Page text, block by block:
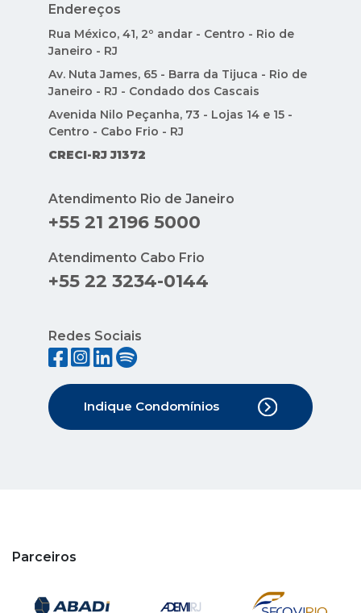
Endereços
Rua México, 41, 2º andar - Centro - Rio de
Janeiro - RJ
Av. Nuta James, 65 - Barra da Tijuca - Rio de
Janeiro - RJ - Condado dos Cascais
Avenida Nilo Peçanha, 73 - Lojas 14 e 15 -
Centro - Cabo Frio - RJ
CRECI-RJ J1372
Atendimento Rio de Janeiro
+55 21 2196 5000
Atendimento Cabo Frio
+55 22 3234-0144
Redes Sociais
Indique Condomínios
Parceiros